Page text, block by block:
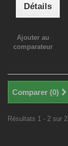
Détails
Ajouter au
comparateur
Comparer (0)
Résultats 1 - 2 sur 2.